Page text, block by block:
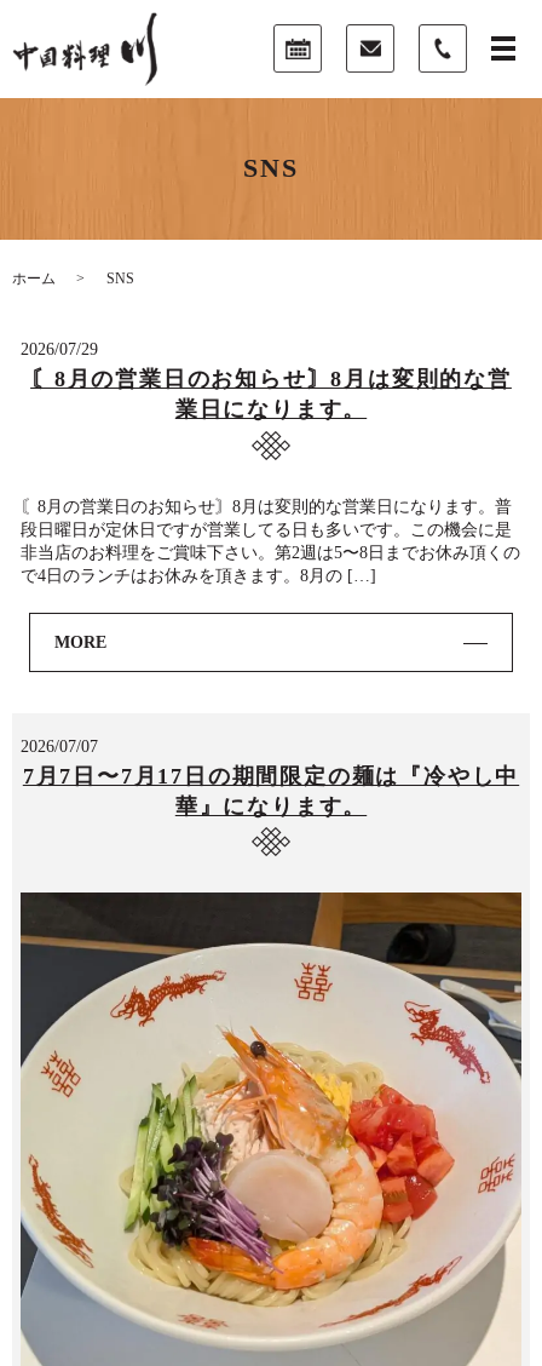
SNS
ホーム SNS
2026/07/29
〘8月の営業日のお知らせ〙8月は変則的な営
業日になります。
〘8月の営業日のお知らせ〙8月は変則的な営業日になります。普
段日曜日が定休日ですが営業してる日も多いです。この機会に是
非当店のお料理をご賞味下さい。第2週は5〜8日までお休み頂くの
で4日のランチはお休みを頂きます。8月の […]
MORE
2026/07/07
7月7日〜7月17日の期間限定の麺は『冷やし中
華』になります。